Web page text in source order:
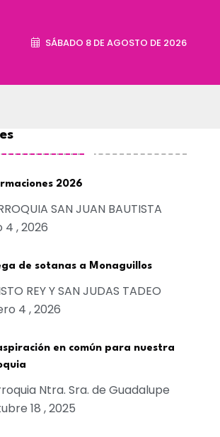
SÁBADO 8 DE AGOSTO DE 2026
2026
SAN JUAN BAUTISTA
4 , 2026
de sotanas a Monaguillos
REY Y SAN JUDAS TADEO
4 , 2026
en común para nuestra
Ntra. Sra. de Guadalupe
18 , 2025